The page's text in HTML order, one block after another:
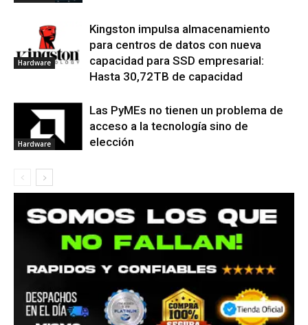
Hardware
Kingston impulsa almacenamiento
para centros de datos con nueva
capacidad para SSD empresarial:
Hasta 30,72TB de capacidad
Hardware
Las PyMEs no tienen un problema de
acceso a la tecnología sino de
elección